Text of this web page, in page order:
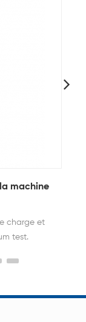
du bloc-
multicanal
et de